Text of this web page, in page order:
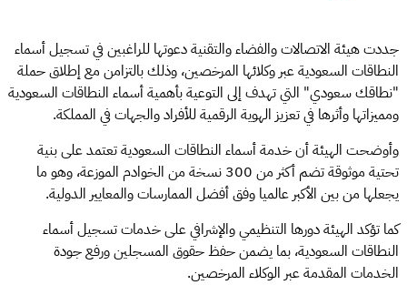
جددت هيئة الاتصالات والفضاء والتقنية دعوتها للراغبين في تسجيل أسماء
النطاقات السعودية عبر وكلائها المرخصين، وذلك بالتزامن مع إطلاق حملة
"نطاقك سعودي" التي تهدف إلى التوعية بأهمية أسماء النطاقات السعودية
ومميزاتها وأثرها في تعزيز الهوية الرقمية للأفراد والجهات في المملكة.
وأوضحت الهيئة أن خدمة أسماء النطاقات السعودية تعتمد على بنية
تحتية موثوقة تضم أكثر من 300 نسخة من الخوادم الموزعة، وهو ما
يجعلها من بين الأكبر عالميا وفق أفضل الممارسات والمعايير الدولية.
كما تؤكد الهيئة دورها التنظيمي والإشرافي على خدمات تسجيل أسماء
النطاقات السعودية، بما يضمن حفظ حقوق المسجلين ورفع جودة
الخدمات المقدمة عبر الوكلاء المرخصين.